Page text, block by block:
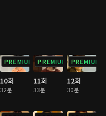
PREMIUM
10회
32분
PREMIUM
11회
33분
PREMIUM
12회
30분